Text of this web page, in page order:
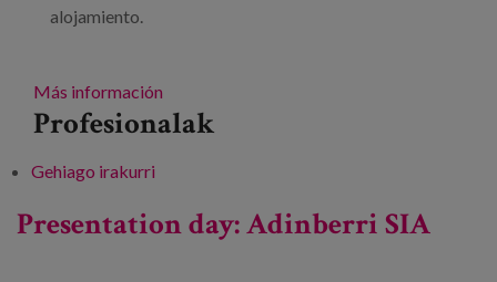
alojamiento.
Más información
Profesionalak
Gehiago irakurri
Presentation day: Adinberri SIA